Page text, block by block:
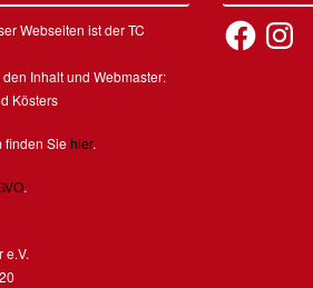
Webseiten ist der TC
Inhalt und Webmaster:
Kösters
finden Siehier.
.
e.V.
FacebookInstagram